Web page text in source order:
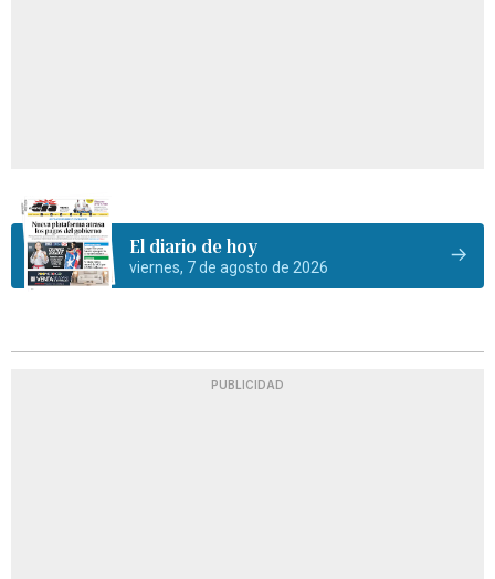
El diario de hoy
viernes, 7 de agosto de 2026
PUBLICIDAD